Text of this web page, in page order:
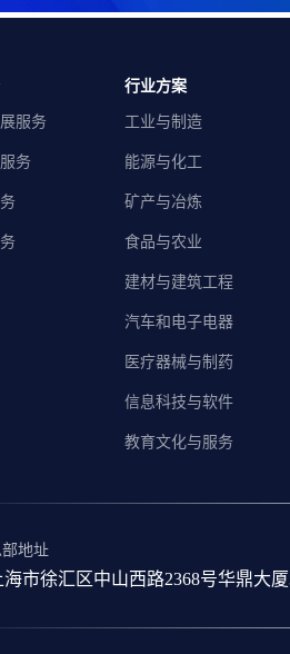
服务
务
行业方案
工业与制造
能源与化工
矿产与冶炼
食品与农业
建材与建筑工程
汽车和电子电器
医疗器械与制药
信息科技与软件
教育文化与服务
部地址
海市徐汇区中山西路2368号华鼎大厦